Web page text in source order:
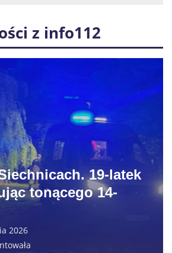
z info112
19-latek
tonącego 14-
2026